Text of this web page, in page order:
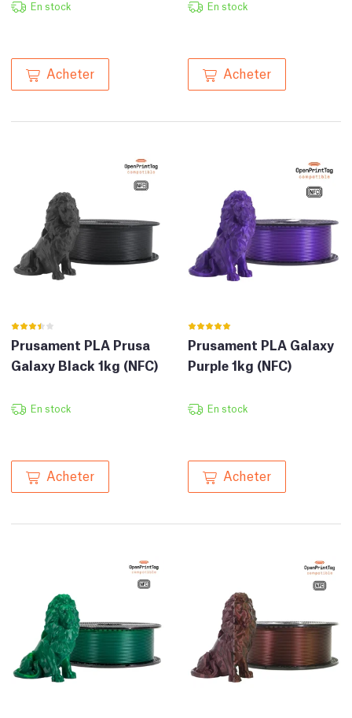
En stock
Acheter
En stock
Acheter
Prusament PLA Prusa
Galaxy Black 1kg (NFC)
En stock
Acheter
Prusament PLA Galaxy
Purple 1kg (NFC)
En stock
Acheter